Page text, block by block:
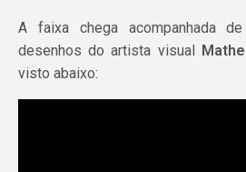
A faixa chega acompanhada
desenhos do artista visual
visto abaixo: